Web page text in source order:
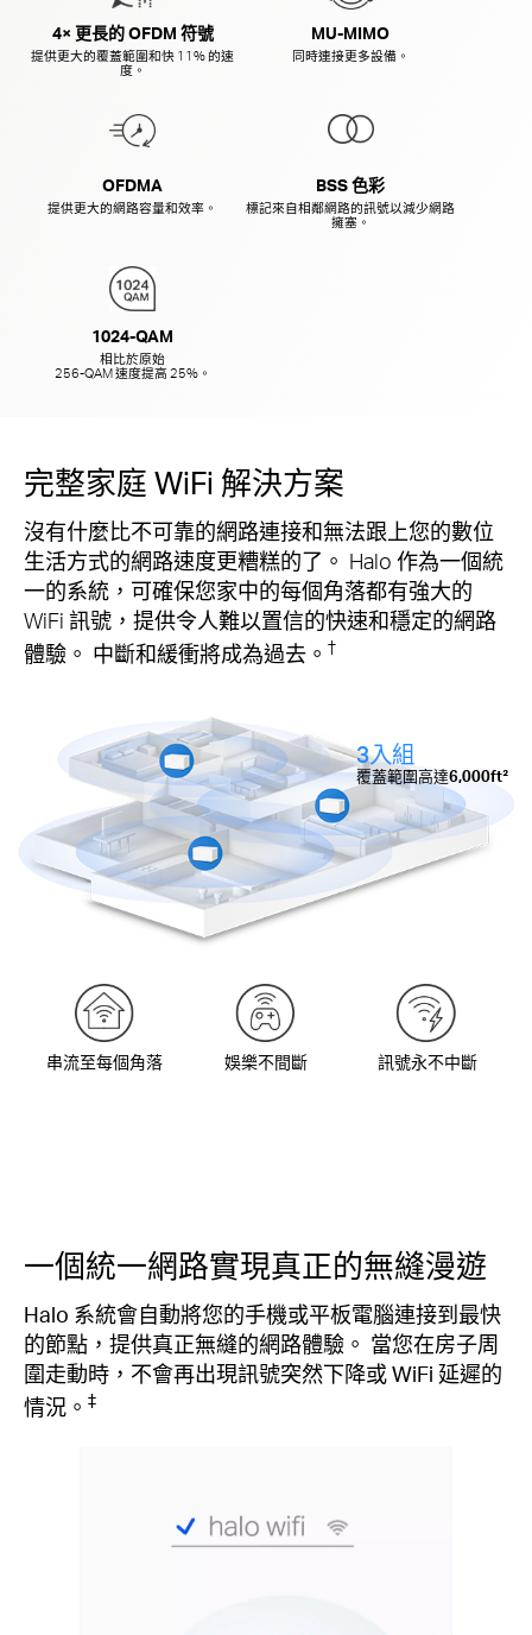
4× 更長的 OFDM 符號
提供更大的覆蓋範圍和快 11% 的速
度。
MU-MIMO
同時連接更多設備。
OFDMA
提供更大的網路容量和效率。
BSS 色彩
標記來自相鄰網路的訊號以減少網路
擁塞。
1024-QAM
相比於原始
256-QAM 速度提高 25%。
完整家庭 WiFi 解決方案
沒有什麼比不可靠的網路連接和無法跟上您的數位
生活方式的網路速度更糟糕的了。 Halo 作為一個統
一的系統，可確保您家中的每個角落都有強大的
WiFi 訊號，提供令人難以置信的快速和穩定的網路
體驗。 中斷和緩衝將成為過去。 †
串流至每個角落 娛樂不間斷 訊號永不中斷
3入組
覆蓋範圍高達6,000ft²
一個統一網路實現真正的無縫漫遊
Halo 系統會自動將您的手機或平板電腦連接到最快
的節點，提供真正無縫的網路體驗。 當您在房子周
圍走動時，不會再出現訊號突然下降或 WiFi 延遲的
情況。 ‡